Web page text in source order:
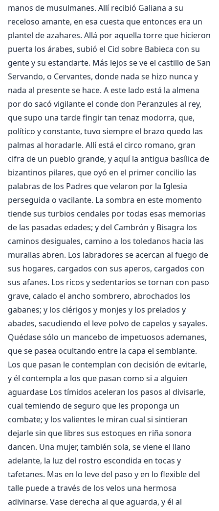
manos de musulmanes. Allí recibió Galiana a su
receloso amante, en esa cuesta que entonces era un
plantel de azahares. Allá por aquella torre que hicieron
puerta los árabes, subió el Cid sobre Babieca con su
gente y su estandarte. Más lejos se ve el castillo de San
Servando, o Cervantes, donde nada se hizo nunca y
nada al presente se hace. A este lado está la almena
por do sacó vigilante el conde don Peranzules al rey,
que supo una tarde fingir tan tenaz modorra, que,
político y constante, tuvo siempre el brazo quedo las
palmas al horadarle. Allí está el circo romano, gran
cifra de un pueblo grande, y aquí la antigua basílica de
bizantinos pilares, que oyó en el primer concilio las
palabras de los Padres que velaron por la Iglesia
perseguida o vacilante. La sombra en este momento
tiende sus turbios cendales por todas esas memorias
de las pasadas edades; y del Cambrón y Bisagra los
caminos desiguales, camino a los toledanos hacia las
murallas abren. Los labradores se acercan al fuego de
sus hogares, cargados con sus aperos, cargados con
sus afanes. Los ricos y sedentarios se tornan con paso
grave, calado el ancho sombrero, abrochados los
gabanes; y los clérigos y monjes y los prelados y
abades, sacudiendo el leve polvo de capelos y sayales.
Quédase sólo un mancebo de impetuosos ademanes,
que se pasea ocultando entre la capa el semblante.
Los que pasan le contemplan con decisión de evitarle,
y él contempla a los que pasan como si a alguien
aguardase Los tímidos aceleran los pasos al divisarle,
cual temiendo de seguro que les proponga un
combate; y los valientes le miran cual si sintieran
dejarle sin que libres sus estoques en riña sonora
dancen. Una mujer, también sola, se viene el llano
adelante, la luz del rostro escondida en tocas y
tafetanes. Mas en lo leve del paso y en lo flexible del
talle puede a través de los velos una hermosa
adivinarse. Vase derecha al que aguarda, y él al